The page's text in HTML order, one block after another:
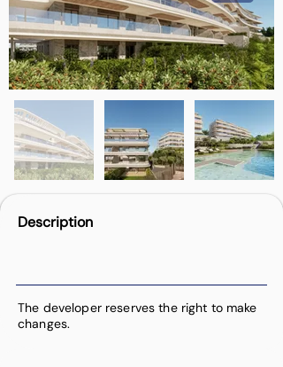
Description
The developer reserves the right to make
changes.